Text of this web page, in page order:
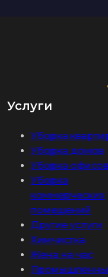
Услуги
Уборка
Уборка домов
Уборка офисов
Уборка
коммерческих
помещений
Другие услуги
Химчистка
Жена на час